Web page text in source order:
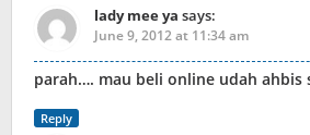
lady mee ya says:
June 9, 2012 at 11:34 am
parah…. mau beli online udah
Reply